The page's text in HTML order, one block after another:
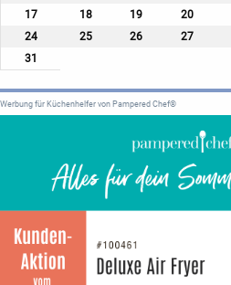
17
18 19 20
24
25 26 27
31
Werbung für Küchenhelfer von Pampered Chef®